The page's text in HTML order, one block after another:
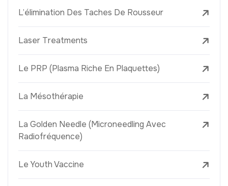
L’élimination Des Taches De Rousseur
Laser Treatments
Le PRP (Plasma Riche En Plaquettes)
La Mésothérapie
La Golden Needle (Microneedling Avec
Radiofréquence)
Le Youth Vaccine